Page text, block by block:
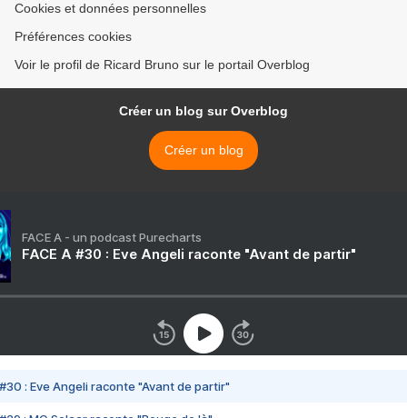
Cookies et données personnelles
Préférences cookies
Voir le profil de Ricard Bruno sur le portail Overblog
Créer un blog sur Overblog
Créer un blog
FACE A - un podcast Purecharts
FACE A #30 : Eve Angeli raconte "Avant de partir"
#30 : Eve Angeli raconte "Avant de partir"